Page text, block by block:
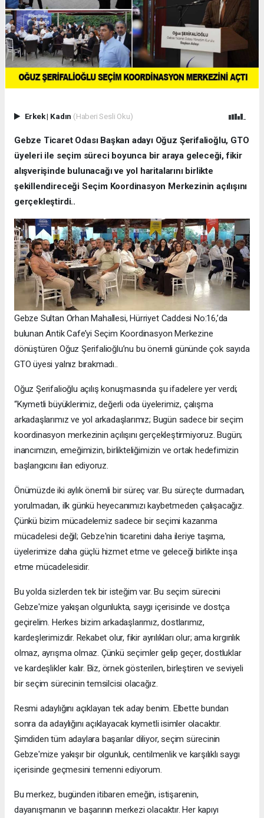
Erkek| Kadın (Haberi Sesli Oku)
Gebze Ticaret Odası Başkan adayı Oğuz Şerifalioğlu, GTO
üyeleri ile seçim süreci boyunca bir araya geleceği, fikir
alışverişinde bulunacağı ve yol haritalarını birlikte
şekillendireceği Seçim Koordinasyon Merkezinin açılışını
gerçekleştirdi..
Gebze Sultan Orhan Mahallesi, Hürriyet Caddesi No:16,’da
bulunan Antik Cafe’yi Seçim Koordinasyon Merkezine
dönüştüren Oğuz Şerifalioğlu’nu bu önemli gününde çok sayıda
GTO üyesi yalnız bırakmadı..
Oğuz Şerifalioğlu açılış konuşmasında şu ifadelere yer verdi;
“Kıymetli büyüklerimiz, değerli oda üyelerimiz, çalışma
arkadaşlarımız ve yol arkadaşlarımız; Bugün sadece bir seçim
koordinasyon merkezinin açılışını gerçekleştirmiyoruz. Bugün;
inancımızın, emeğimizin, birlikteliğimizin ve ortak hedefimizin
başlangıcını ilan ediyoruz.
Önümüzde iki aylık önemli bir süreç var. Bu süreçte durmadan,
yorulmadan, ilk günkü heyecanımızı kaybetmeden çalışacağız.
Çünkü bizim mücadelemiz sadece bir seçimi kazanma
mücadelesi değil; Gebze'nin ticaretini daha ileriye taşıma,
üyelerimize daha güçlü hizmet etme ve geleceği birlikte inşa
etme mücadelesidir.
Bu yolda sizlerden tek bir isteğim var. Bu seçim sürecini
Gebze'mize yakışan olgunlukta, saygı içerisinde ve dostça
geçirelim. Herkes bizim arkadaşlarımız, dostlarımız,
kardeşlerimizdir. Rekabet olur, fikir ayrılıkları olur; ama kırgınlık
olmaz, ayrışma olmaz. Çünkü seçimler gelip geçer, dostluklar
ve kardeşlikler kalır. Biz, örnek gösterilen, birleştiren ve seviyeli
bir seçim sürecinin temsilcisi olacağız.
Resmi adaylığını açıklayan tek aday benim. Elbette bundan
sonra da adaylığını açıklayacak kıymetli isimler olacaktır.
Şimdiden tüm adaylara başarılar diliyor, seçim sürecinin
Gebze'mize yakışır bir olgunluk, centilmenlik ve karşılıklı saygı
içerisinde geçmesini temenni ediyorum.
Bu merkez, bugünden itibaren emeğin, istişarenin,
dayanışmanın ve başarının merkezi olacaktır. Her kapıyı